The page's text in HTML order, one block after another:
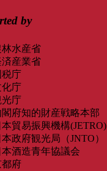
by
林水産省
済産業省
税庁
化庁
光庁
閣府知的財産戦略本部
本貿易振興機構(JETRO)
本政府観光局（JNTO）
本酒造青年協議会
都府